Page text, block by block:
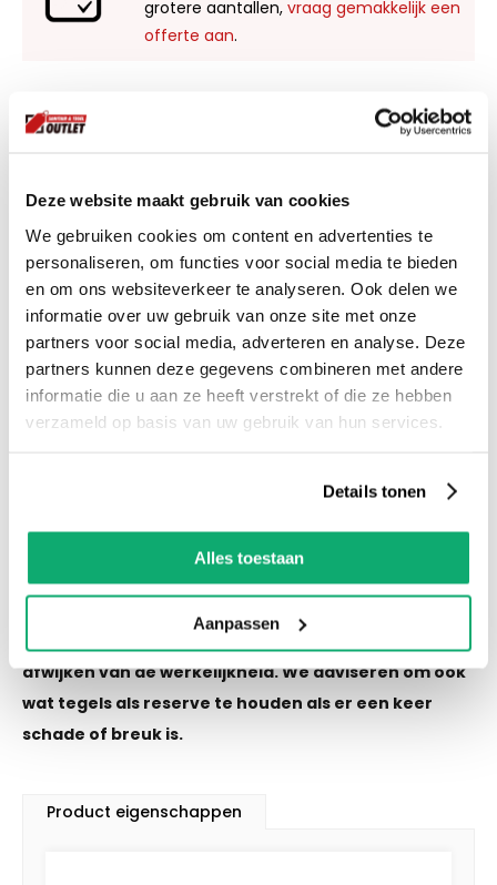
Deze website maakt gebruik van cookies
We gebruiken cookies om content en advertenties te
personaliseren, om functies voor social media te bieden
en om ons websiteverkeer te analyseren. Ook delen we
informatie over uw gebruik van onze site met onze
partners voor social media, adverteren en analyse. Deze
partners kunnen deze gegevens combineren met andere
informatie die u aan ze heeft verstrekt of die ze hebben
verzameld op basis van uw gebruik van hun services.
Details tonen
Alles toestaan
Aanpassen
grotere aantallen, vraag gemakkelijk een
offerte aan.
voorraad! Het is nu ook mogelijk om in de
winkel te kijken via Street View!
Productspecificaties
Let op! Over gebleven tegels mogen niet retour!
De kleur van de tegel op de afbeelding kan altijd
iets afwijken van de werkelijkheid. We adviseren
om ook wat tegels als reserve te houden als er
afwijken van de werkelijkheid. We adviseren om ook
wat tegels als reserve te houden als er een keer
schade of breuk is.
Product eigenschappen